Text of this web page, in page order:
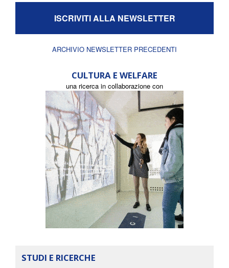
ISCRIVITI ALLA NEWSLETTER
ARCHIVIO NEWSLETTER PRECEDENTI
CULTURA E WELFARE
una ricerca in collaborazione con
STUDI E RICERCHE